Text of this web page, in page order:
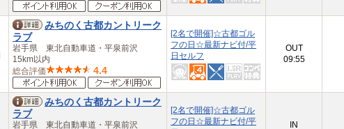
みちのく古都カントリーク
ラブ
岩手県 東北自動車道・平泉前沢
15km以内
総合評価
4.4
[2名で開催]☆古都ゴル
フの日☆最新ナビ付/平
日セルフ
OUT
09:55
みちのく古都カントリーク
ラブ
岩手県 東北自動車道・平泉前沢
[2名で開催]☆古都ゴル
フの日☆最新ナビ付/平
IN